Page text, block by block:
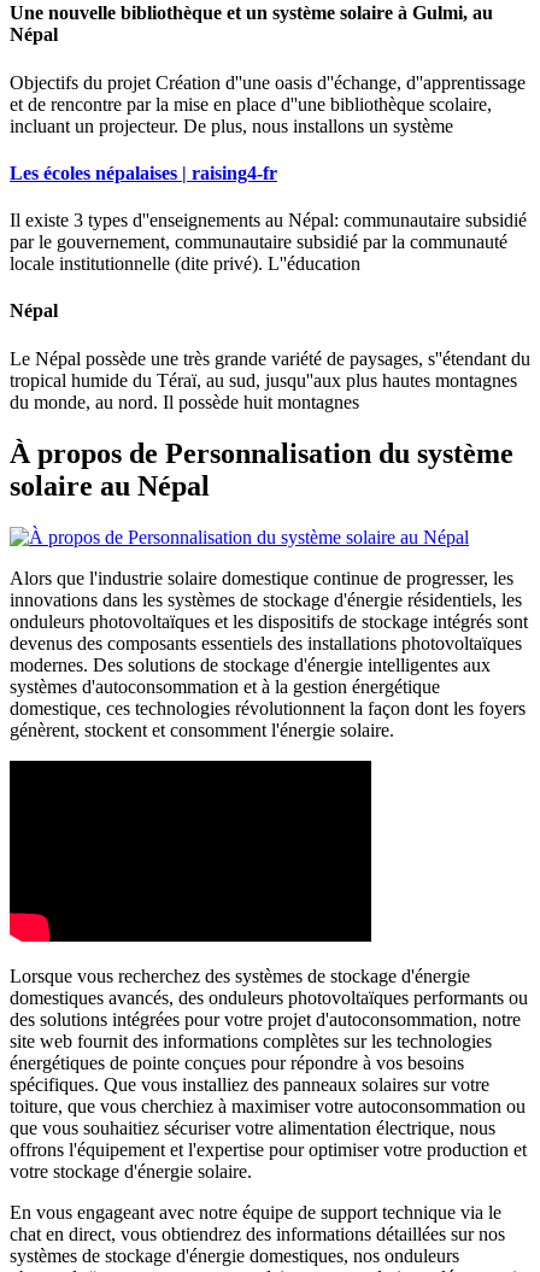
Une nouvelle bibliothèque et un système solaire à Gulmi, au
Népal
Objectifs du projet Création d''une oasis d''échange, d''apprentissage
et de rencontre par la mise en place d''une bibliothèque scolaire,
incluant un projecteur. De plus, nous installons un système
Les écoles népalaises | raising4-fr
Il existe 3 types d''enseignements au Népal: communautaire subsidié
par le gouvernement, communautaire subsidié par la communauté
locale institutionnelle (dite privé). L''éducation
Népal
Le Népal possède une très grande variété de paysages, s''étendant du
tropical humide du Téraï, au sud, jusqu''aux plus hautes montagnes
du monde, au nord. Il possède huit montagnes
À propos de Personnalisation du système
solaire au Népal
Alors que l'industrie solaire domestique continue de progresser, les
innovations dans les systèmes de stockage d'énergie résidentiels, les
onduleurs photovoltaïques et les dispositifs de stockage intégrés sont
devenus des composants essentiels des installations photovoltaïques
modernes. Des solutions de stockage d'énergie intelligentes aux
systèmes d'autoconsommation et à la gestion énergétique
domestique, ces technologies révolutionnent la façon dont les foyers
génèrent, stockent et consomment l'énergie solaire.
Lorsque vous recherchez des systèmes de stockage d'énergie
domestiques avancés, des onduleurs photovoltaïques performants ou
des solutions intégrées pour votre projet d'autoconsommation, notre
site web fournit des informations complètes sur les technologies
énergétiques de pointe conçues pour répondre à vos besoins
spécifiques. Que vous installiez des panneaux solaires sur votre
toiture, que vous cherchiez à maximiser votre autoconsommation ou
que vous souhaitiez sécuriser votre alimentation électrique, nous
offrons l'équipement et l'expertise pour optimiser votre production et
votre stockage d'énergie solaire.
En vous engageant avec notre équipe de support technique via le
chat en direct, vous obtiendrez des informations détaillées sur nos
systèmes de stockage d'énergie domestiques, nos onduleurs